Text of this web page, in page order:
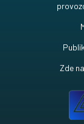
Zde